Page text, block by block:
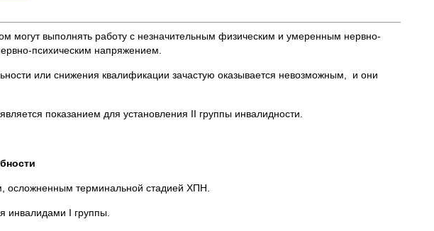
могут выполнять работу с незначительным физическим и умеренным нервно-
психическим напряжением.
или снижения квалификации зачастую оказывается невозможным, и они
показанием для установления II группы инвалидности.
осложненным терминальной стадией ХПН.
инвалидами I группы.